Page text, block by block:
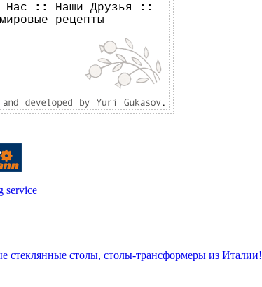
Нас :: Наши Друзья ::
рецепты
стеклянные столы, столы-трансформеры из Италии!